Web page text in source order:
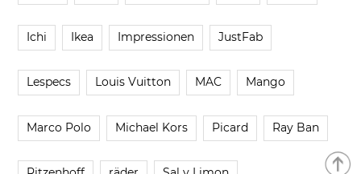
Ichi Ikea Impressionen JustFab
Lespecs Louis Vuitton MAC Mango
Marco Polo Michael Kors Picard Ray Ban